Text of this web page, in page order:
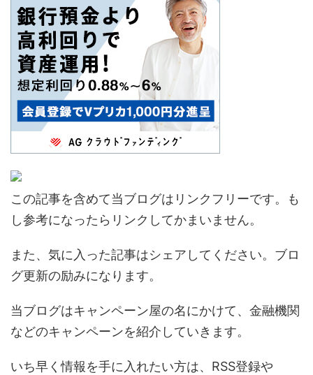
この記事を含めて当ブログはリンクフリーです。も
し参考になったらリンクしてかまいません。
また、気に入った記事はシェアしてください。ブロ
グ更新の励みになります。
当ブログはキャンペーン屋の名にかけて、金融機関
などのキャンペーンを紹介していきます。
いち早く情報を手に入れたい方は、RSS登録や